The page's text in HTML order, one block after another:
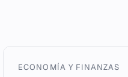
ECONOMÍA Y FINANZAS